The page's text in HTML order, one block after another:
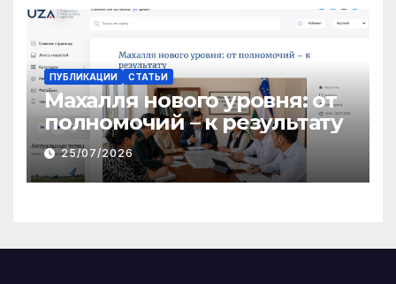
ПУБЛИКАЦИИ СТАТЬИ
Махалля нового уровня: от
полномочий – к результату
25/07/2026